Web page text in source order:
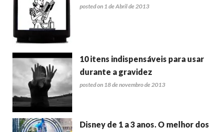
posted on 1 de Abril de 2013
10 itens indispensáveis para usar
durante a gravidez
posted on 18 de novembro de 2013
Disney de 1 a 3 anos. O melhor dos